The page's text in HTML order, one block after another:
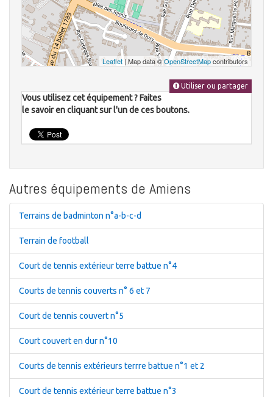
Leaflet | Map data ©OpenStreetMapcontributors
Utiliser ou partager
Vous utilisez cet équipement ? Faites
le savoir en cliquant sur l'un de ces boutons.
Autres équipements de Amiens
Terrains de badminton n°a-b-c-d
Terrain de football
Court de tennis extérieur terre battue n°4
Courts de tennis couverts n° 6 et 7
Court de tennis couvert n°5
Court couvert en dur n°10
Courts de tennis extérieurs terrre battue n°1 et 2
Court de tennis extérieur terre battue n°3